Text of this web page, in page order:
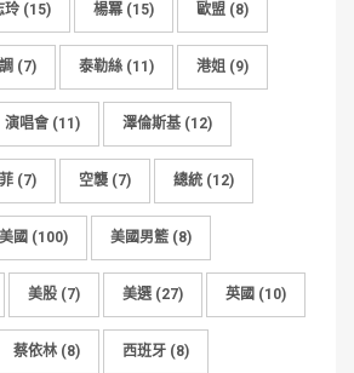
玲 (15) 楊冪 (15) 歐盟 (8)
(7) 泰勒絲 (11) 港姐 (9)
演唱會 (11) 澤倫斯基 (12)
(7) 空襲 (7) 總統 (12)
美國 (100) 美國男籃 (8)
美股 (7) 美選(27) 英國 (10)
蔡依林 (8) 西班牙 (8)